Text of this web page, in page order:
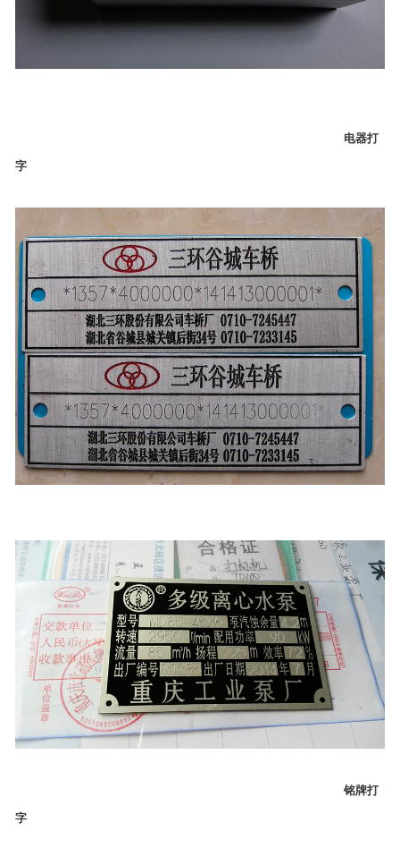
电器打
字
铭牌打
字